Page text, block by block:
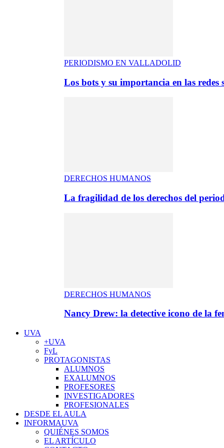
PERIODISMO EN VALLADOLID
Los bots y su importancia en las redes
DERECHOS HUMANOS
La fragilidad de los derechos del
DERECHOS HUMANOS
Nancy Drew: la detective icono de la
UVA
+UVA
FyL
PROTAGONISTAS
ALUMNOS
EXALUMNOS
PROFESORES
INVESTIGADORES
PROFESIONALES
DESDE EL AULA
INFORMAUVA
QUIÉNES SOMOS
EL ARTÍCULO